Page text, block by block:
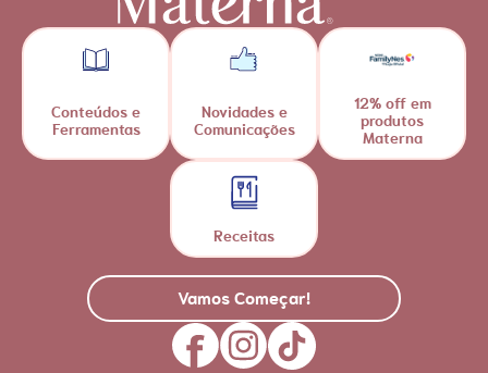
Conteúdos e
Ferramentas
Novidades e
Comunicações
12% off em
produtos
Materna
Receitas
Vamos Começar!